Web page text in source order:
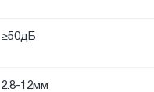
≥50дБ
2.8-12мм